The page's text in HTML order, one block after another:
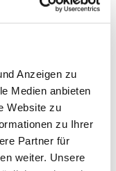
Anzeigen zu
Medien anbieten
Website zu
zu Ihrer
Partner für
weiter. Unsere
auch